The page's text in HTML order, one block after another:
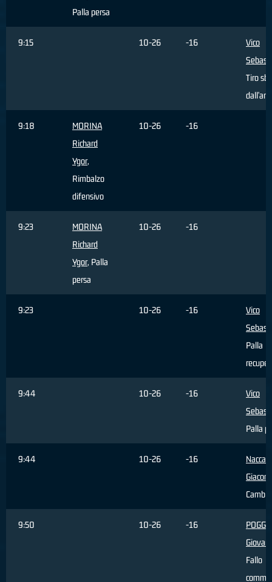
Palla persa
9:15 10-26 -16
Vico
Tiro
9:18
MORINA
Richard
Ygor,
Rimbalzo
difensivo
10-26 -16
9:23
MORINA
Richard
Ygor, Palla
persa
10-26 -16
9:23 10-26 -16
Vico
Palla
9:44 10-26 -16
Vico
Palla
9:44 10-26 -16
Naccari
Cambio
9:50 10-26 -16
POGGI
Fallo